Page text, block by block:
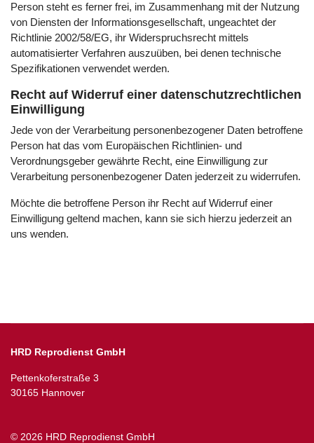
Person steht es ferner frei, im Zusammenhang mit der Nutzung
von Diensten der Informationsgesellschaft, ungeachtet der
Richtlinie 2002/58/EG, ihr Widerspruchsrecht mittels
automatisierter Verfahren auszuüben, bei denen technische
Spezifikationen verwendet werden.
Recht auf Widerruf einer datenschutzrechtlichen
Einwilligung
Jede von der Verarbeitung personenbezogener Daten betroffene
Person hat das vom Europäischen Richtlinien- und
Verordnungsgeber gewährte Recht, eine Einwilligung zur
Verarbeitung personenbezogener Daten jederzeit zu widerrufen.
Möchte die betroffene Person ihr Recht auf Widerruf einer
Einwilligung geltend machen, kann sie sich hierzu jederzeit an
uns wenden.
HRD Reprodienst GmbH
Pettenkoferstraße 3
30165 Hannover
© 2026 HRD Reprodienst GmbH